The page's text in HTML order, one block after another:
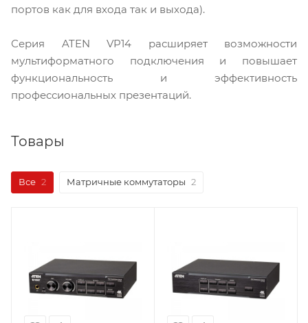
портов как для входа так и выхода).
Серия ATEN VP14 расширяет возможности
мультиформатного подключения и повышает
функциональность и эффективность
профессиональных презентаций.
Товары
Все 2 Матричные коммутаторы 2